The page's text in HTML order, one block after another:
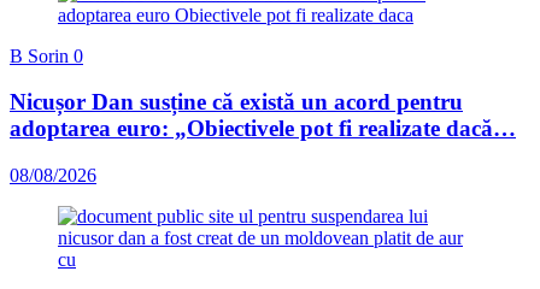
B Sorin 0
Nicușor Dan susține că există un acord pentru
adoptarea euro: „Obiectivele pot fi realizate dacă…
08/08/2026